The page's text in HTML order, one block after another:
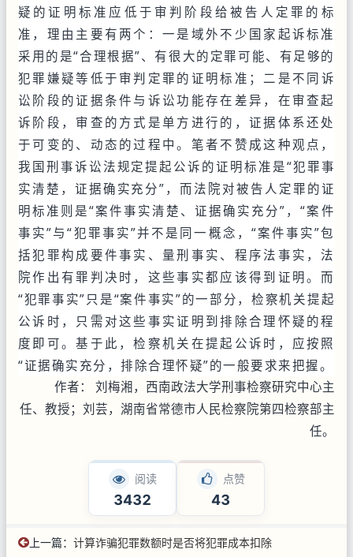
疑的证明标准应低于审判阶段给被告人定罪的标
准，理由主要有两个：一是域外不少国家起诉标准
采用的是“合理根据”、有很大的定罪可能、有足够的
犯罪嫌疑等低于审判定罪的证明标准；二是不同诉
讼阶段的证据条件与诉讼功能存在差异，在审查起
诉阶段，审查的方式是单方进行的，证据体系还处
于可变的、动态的过程中。笔者不赞成这种观点，
我国刑事诉讼法规定提起公诉的证明标准是“犯罪事
实清楚，证据确实充分”，而法院对被告人定罪的证
明标准则是“案件事实清楚、证据确实充分”，“案件
事实”与“犯罪事实”并不是同一概念，“案件事实”包
括犯罪构成要件事实、量刑事实、程序法事实，法
院作出有罪判决时，这些事实都应该得到证明。而
“犯罪事实”只是“案件事实”的一部分，检察机关提起
公诉时，只需对这些事实证明到排除合理怀疑的程
度即可。基于此，检察机关在提起公诉时，应按照
“证据确实充分，排除合理怀疑”的一般要求来把握。
作者： 刘梅湘，西南政法大学刑事检察研究中心主
任、教授；刘芸，湖南省常德市人民检察院第四检察部主
任。
阅读
3432
点赞
43
上一篇： 计算诈骗犯罪数额时是否将犯罪成本扣除